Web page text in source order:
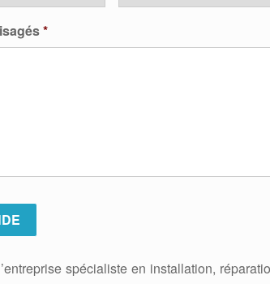
*
spécialiste en installation,